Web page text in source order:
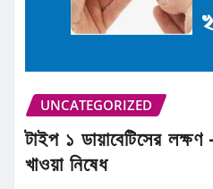
UNCATEGORIZED
টাইপ ১ ডায়াবেটিসের লক্ষণ
খাওয়া নিষেধ